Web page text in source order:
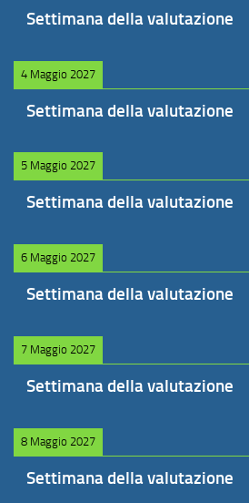
Settimana della valutazione
4 Maggio 2027
Settimana della valutazione
5 Maggio 2027
Settimana della valutazione
6 Maggio 2027
Settimana della valutazione
7 Maggio 2027
Settimana della valutazione
8 Maggio 2027
Settimana della valutazione